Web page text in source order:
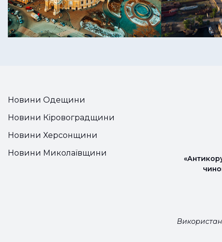
Новини Одещини
Новини Кіровоградщини
Новини Херсонщини
Новини Миколаївщини